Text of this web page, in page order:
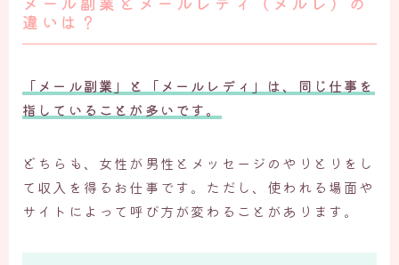
メール副業とメールレディ（メルレ）の
違いは？
「メール副業」と「メールレディ」は、同じ仕事を
指していることが多いです。
どちらも、女性が男性とメッセージのやりとりをし
て収入を得るお仕事です。ただし、使われる場面や
サイトによって呼び方が変わることがあります。